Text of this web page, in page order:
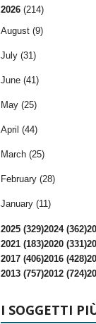
2026 (214)
August (9)
July (31)
June (41)
May (25)
April (44)
March (25)
February (28)
January (11)
2025 (329)2024 (362)
2021 (183)2020 (331)
2017 (406)2016 (428)
2013 (757)2012 (724)
I SOGGETTI